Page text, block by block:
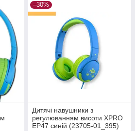
–30%
Дитячі навушники з
регулюванням висоти XPRO
EP47 синій (23705-01_395)